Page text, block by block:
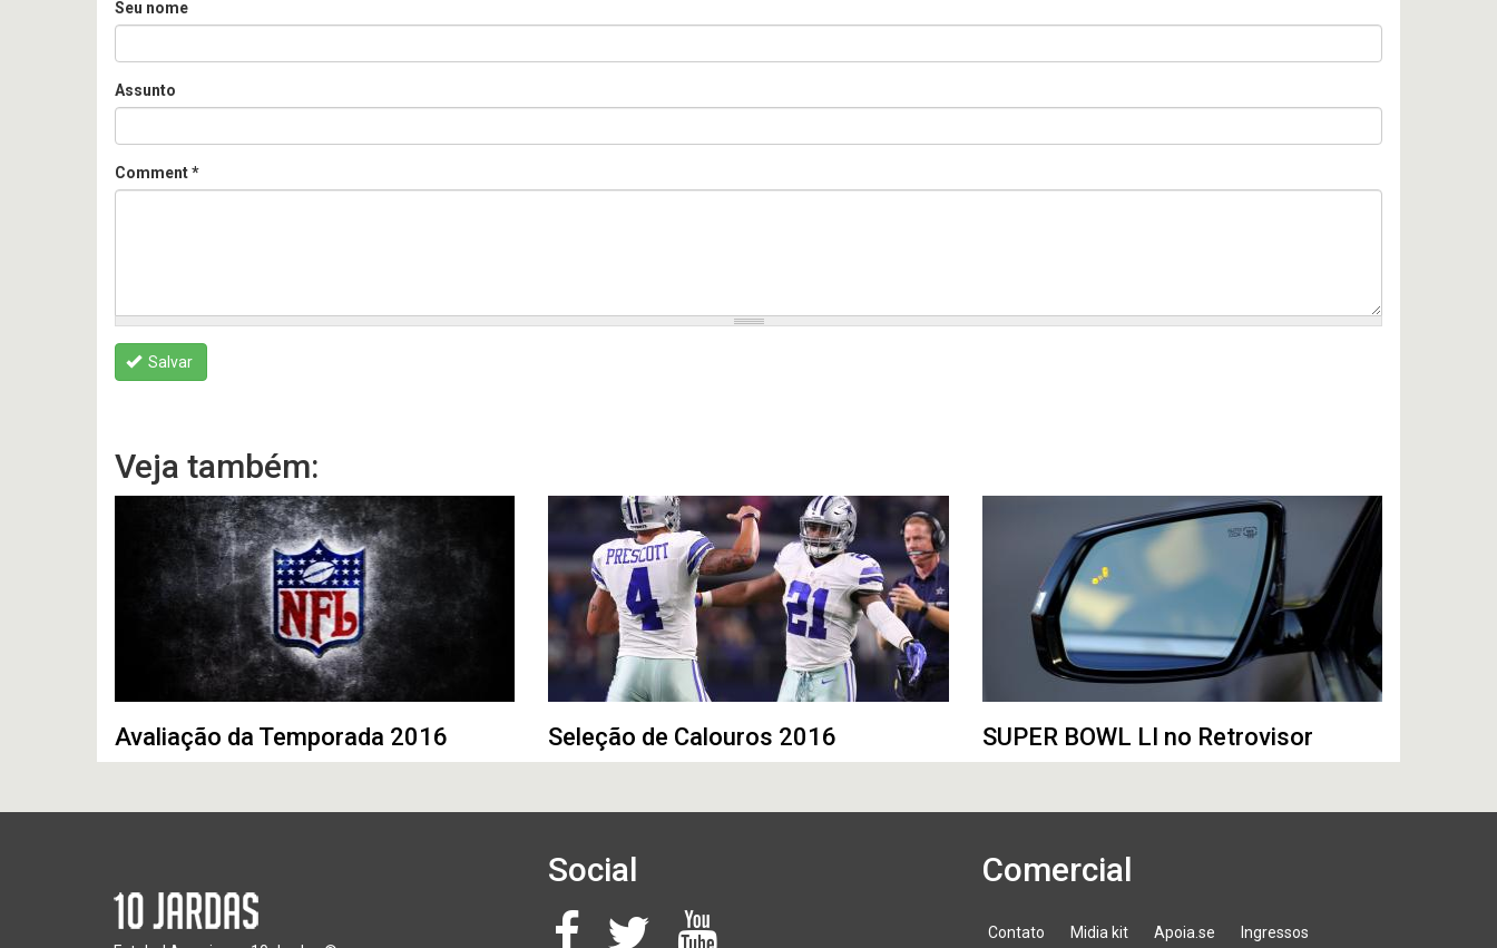
Seu nome
Assunto
Comment*
Salvar
Veja também:
Avaliação da Temporada 2016 Seleção de Calouros 2016 SUPER BOWL LI no Retrovisor
Social Comercial
Contato Midia kit Apoia.se Ingressos